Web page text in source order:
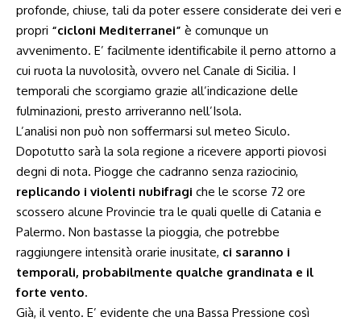
profonde, chiuse, tali da poter essere considerate dei veri e
propri “cicloni Mediterranei” è comunque un
avvenimento. E’ facilmente identificabile il perno attorno a
cui ruota la nuvolosità, ovvero nel Canale di Sicilia. I
temporali che scorgiamo grazie all’indicazione delle
fulminazioni, presto arriveranno nell’Isola.
L’analisi non può non soffermarsi sul meteo Siculo.
Dopotutto sarà la sola regione a ricevere apporti piovosi
degni di nota. Piogge che cadranno senza raziocinio,
replicando i violenti nubifragi che le scorse 72 ore
scossero alcune Provincie tra le quali quelle di Catania e
Palermo. Non bastasse la pioggia, che potrebbe
raggiungere intensità orarie inusitate, ci saranno i
temporali, probabilmente qualche grandinata e il
forte vento.
Già, il vento. E’ evidente che una Bassa Pressione così